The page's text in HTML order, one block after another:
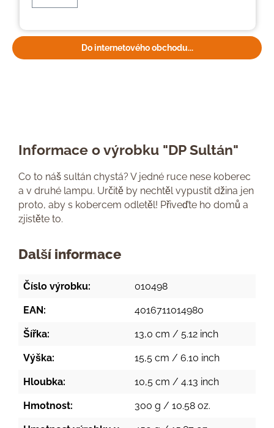
Do internetového obchodu...
Informace o výrobku "DP Sultán"
Co to náš sultán chystá? V jedné ruce nese koberec
a v druhé lampu. Určitě by nechtěl vypustit džina jen
proto, aby s kobercem odletěl! Přiveďte ho domů a
zjistěte to.
Další informace
Číslo výrobku: 010498
EAN: 4016711014980
Šířka: 13,0 cm / 5.12 inch
Výška: 15,5 cm / 6.10 inch
Hloubka: 10,5 cm / 4.13 inch
Hmotnost: 300 g / 10.58 oz.